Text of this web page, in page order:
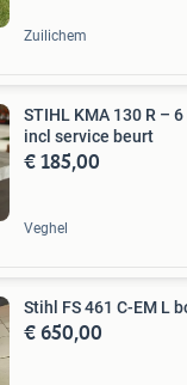
Zuilichem
STIHL KMA 130 R –
incl service beurt
€ 185,00
Veghel
Stihl FS 461 C-EM L
€ 650,00